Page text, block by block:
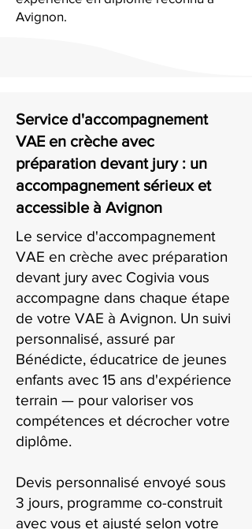
Avignon.
Service d'accompagnement
VAE en crèche avec
préparation devant jury : un
accompagnement sérieux et
accessible à Avignon
Le service d'accompagnement
VAE en crèche avec préparation
devant jury avec Cogivia vous
accompagne dans chaque étape
de votre VAE à Avignon. Un suivi
personnalisé, assuré par
Bénédicte, éducatrice de jeunes
enfants avec 15 ans d'expérience
terrain — pour valoriser vos
compétences et décrocher votre
diplôme.
Devis personnalisé envoyé sous
3 jours, programme co-construit
avec vous et ajusté selon votre